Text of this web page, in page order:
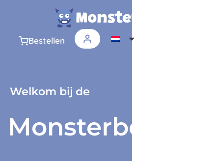
Bestellen
Welkom bij de
Monsterbox